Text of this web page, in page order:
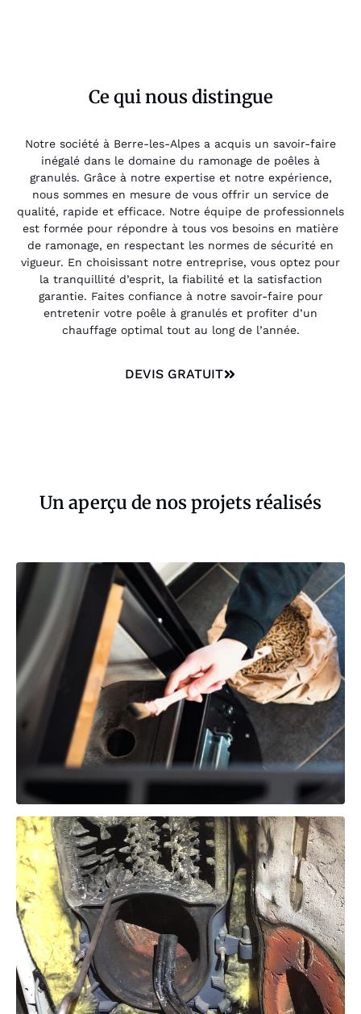
Ce qui nous distingue
Notre société à Berre-les-Alpes a acquis un savoir-faire
inégalé dans le domaine du ramonage de poêles à
granulés. Grâce à notre expertise et notre expérience,
nous sommes en mesure de vous offrir un service de
qualité, rapide et efficace. Notre équipe de professionnels
est formée pour répondre à tous vos besoins en matière
de ramonage, en respectant les normes de sécurité en
vigueur. En choisissant notre entreprise, vous optez pour
la tranquillité d’esprit, la fiabilité et la satisfaction
garantie. Faites confiance à notre savoir-faire pour
entretenir votre poêle à granulés et profiter d’un
chauffage optimal tout au long de l’année.
DEVIS GRATUIT
Un aperçu de nos projets réalisés